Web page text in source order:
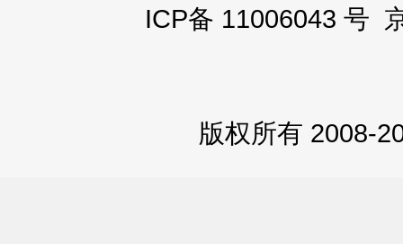
ICP备 11006043 号
版权所有 2008-